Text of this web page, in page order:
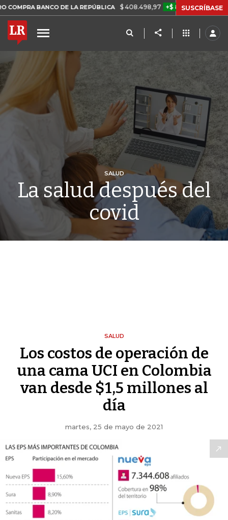
BANCO DE LA REPÚBLICA $ 408.498,97 +$ 8.753,81 +2,19%
SUSCRÍBASE
SALUD
La salud después del
covid
SALUD
Los costos de operación de
una cama UCI en Colombia
van desde $1,5 millones al
día
martes, 25 de mayo de 2021